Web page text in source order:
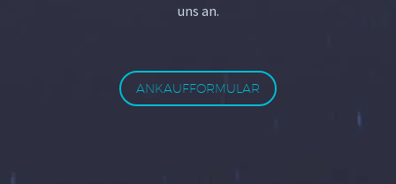
uns an.
ANKAUFFORMULAR